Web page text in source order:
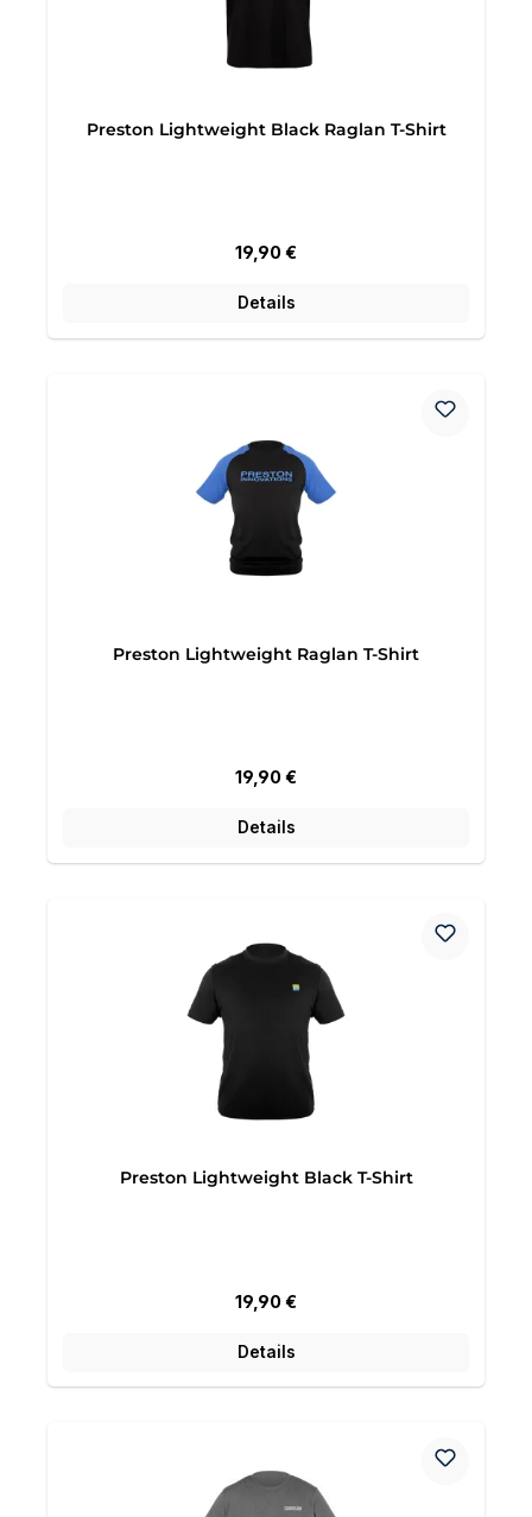
Preston Lightweight Black Raglan T-Shirt
Regulärer Preis:
19,90 €
Details
Preston Lightweight Raglan T-Shirt
Regulärer Preis:
19,90 €
Details
Preston Lightweight Black T-Shirt
Regulärer Preis:
19,90 €
Details